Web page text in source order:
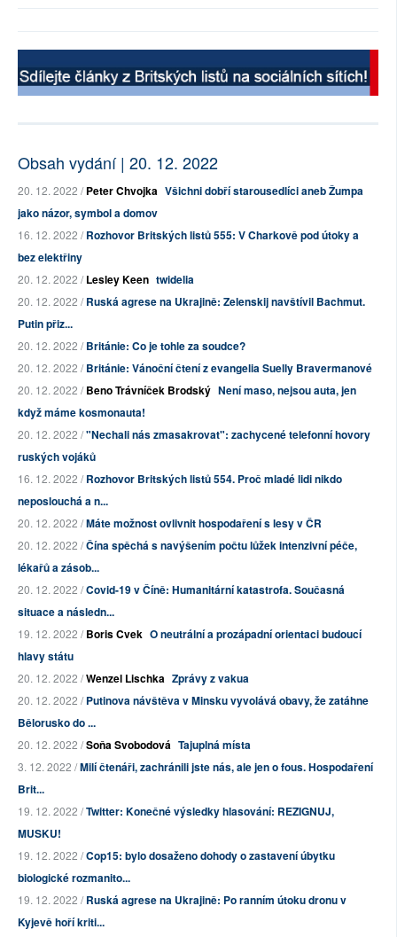
Obsah vydání | 20. 12. 2022
20. 12. 2022 /Peter Chvojka Všichni dobří starousedlíci aneb Žumpa
jako názor, symbol a domov
16. 12. 2022 /Rozhovor Britských listů 555: V Charkově pod útoky a
bez elektřiny
20. 12. 2022 /Lesley Keen twidelia
20. 12. 2022 /Ruská agrese na Ukrajině: Zelenskij navštívil Bachmut.
Putin přiz...
20. 12. 2022 /Británie: Co je tohle za soudce?
20. 12. 2022 /Británie: Vánoční čtení z evangelia Suelly Bravermanové
20. 12. 2022 /Beno Trávníček Brodský Není maso, nejsou auta, jen
když máme kosmonauta!
20. 12. 2022 /"Nechali nás zmasakrovat": zachycené telefonní hovory
ruských vojáků
16. 12. 2022 /Rozhovor Britských listů 554. Proč mladé lidi nikdo
neposlouchá a n...
20. 12. 2022 /Máte možnost ovlivnit hospodaření s lesy v ČR
20. 12. 2022 /Čína spěchá s navýšením počtu lůžek intenzivní péče,
lékařů a zásob...
20. 12. 2022 /Covid-19 v Číně: Humanitární katastrofa. Současná
situace a následn...
19. 12. 2022 /Boris Cvek O neutrální a prozápadní orientaci budoucí
hlavy státu
20. 12. 2022 /Wenzel Lischka Zprávy z vakua
20. 12. 2022 /Putinova návštěva v Minsku vyvolává obavy, že zatáhne
Bělorusko do ...
20. 12. 2022 /Soňa Svobodová Tajuplná místa
3. 12. 2022 /Milí čtenáři, zachránili jste nás, ale jen o fous. Hospodaření
Brit...
19. 12. 2022 /Twitter: Konečné výsledky hlasování: REZIGNUJ,
MUSKU!
19. 12. 2022 /Cop15: bylo dosaženo dohody o zastavení úbytku
biologické rozmanito...
19. 12. 2022 /Ruská agrese na Ukrajině: Po ranním útoku dronu v
Kyjevě hoří kriti...